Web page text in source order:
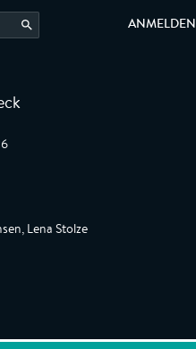
ANMELDEN
Lena Stolze